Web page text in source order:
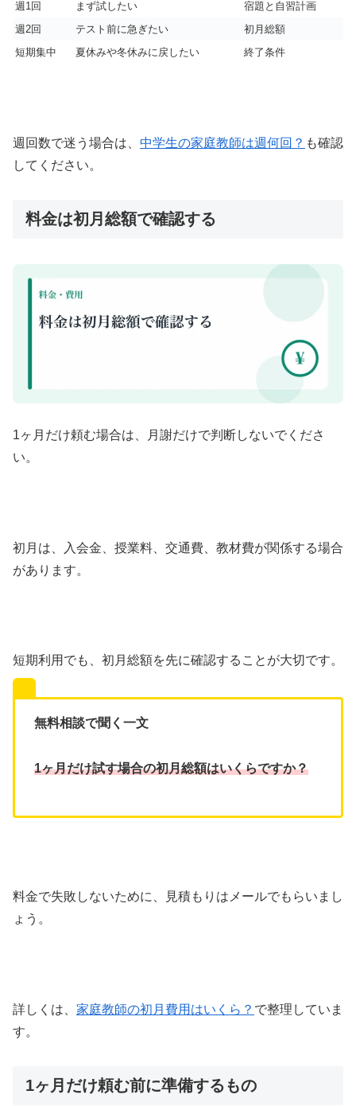
週1回 まず試したい
宿題と自習計画
週2回
テスト前に急ぎたい
初月総額
短期集中
夏休みや冬休みに戻したい 終了条件
週回数で迷う場合は、 中学生の家庭教師は週何回？ も確認
してください。
料金は初月総額で確認する
1ヶ月だけ頼む場合は、月謝だけで判断しないでくださ
い。
初月は、入会金、授業料、交通費、教材費が関係する場合
があります。
短期利用でも、初月総額を先に確認することが大切です。
無料相談で聞く一文
1ヶ月だけ試す場合の初月総額はいくらですか？
料金で失敗しないために、見積もりはメールでもらいまし
ょう。
詳しくは、 家庭教師の初月費用はいくら？ で整理していま
す。
1ヶ月だけ頼む前に準備するもの